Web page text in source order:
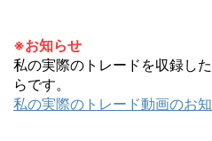
※お知らせ
私の実際のトレードを収録し
らです。
私の実際のトレード動画のお